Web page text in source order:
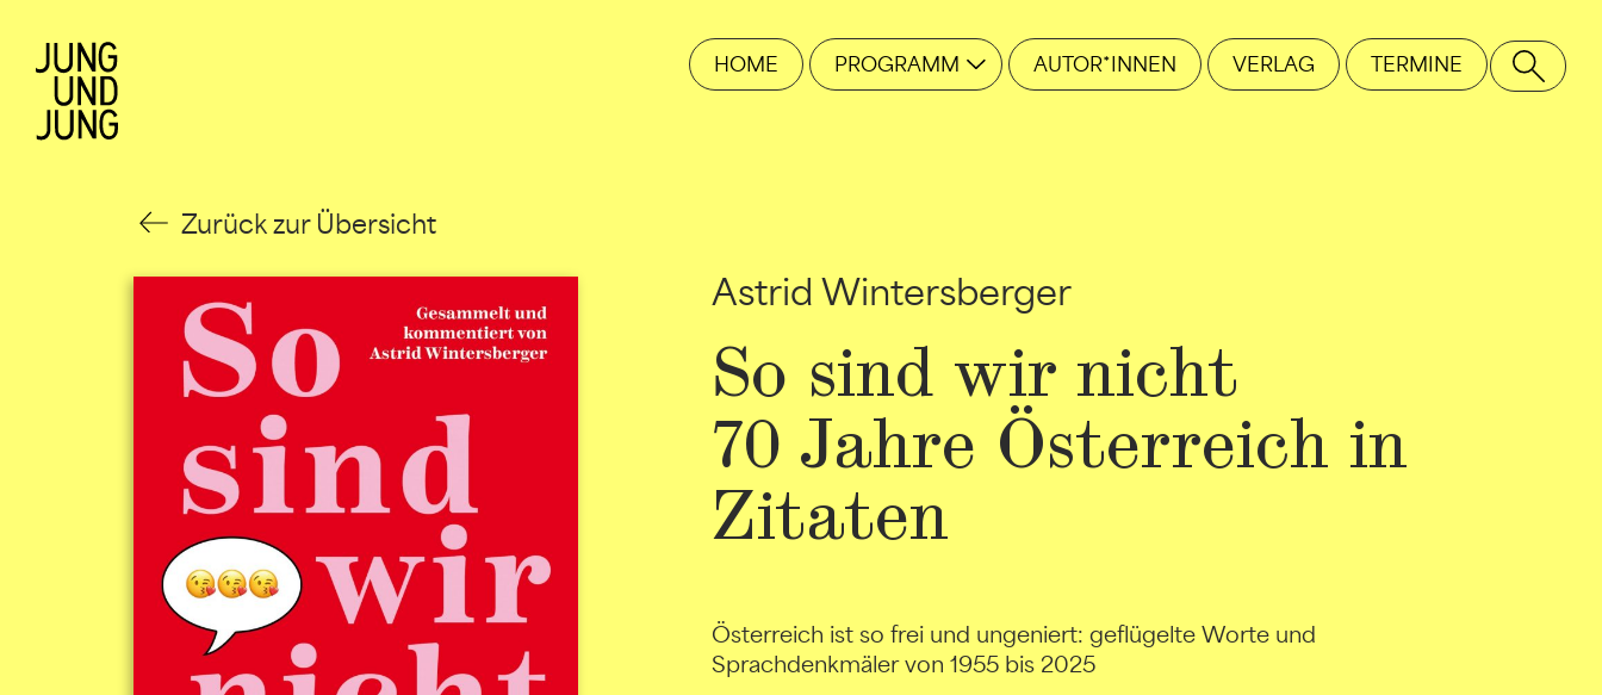
HOME PROGRAMM AUTOR*INNEN VERLAG TERMINE SE
Zurück zur Übersicht
Astrid Wintersberger
So sind wir nicht
70 Jahre Österreich in
Zitaten
Österreich ist so frei und ungeniert: geflügelte Worte und
Sprachdenkmäler von 1955 bis 2025